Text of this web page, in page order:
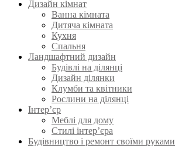
Дизайн кімнат
Ванна кімната
Дитяча кімната
Кухня
Спальня
Ландшафтний дизайн
Будівлі на ділянці
Дизайн ділянки
Клумби та квітники
Рослини на ділянці
Інтер’єр
Меблі для дому
Стилі інтер’єра
Будівництво і ремонт своїми руками